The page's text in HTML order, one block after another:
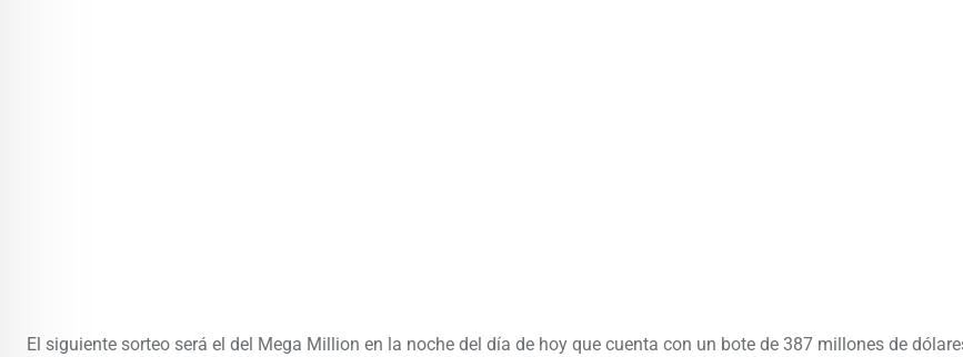
El siguiente sorteo será el del Mega Million en la noche del día de hoy que cuenta con un bote de 387 millones de